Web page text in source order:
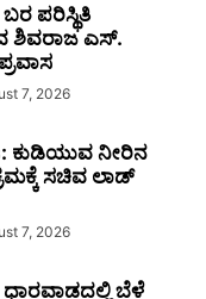
ಪರಿಸ್ಥಿತಿ
ಶಿವರಾಜ ಎಸ್.
7, 2026
ಕುಡಿಯುವ ನೀರಿನ
ಸಚಿವ ಲಾಡ್
7, 2026
ಬೆಳೆ